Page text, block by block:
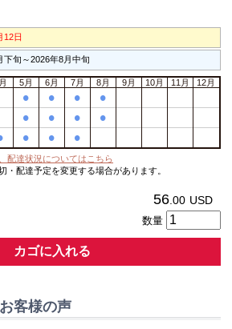
12日
下旬～2026年8月中旬
5月 6月 7月 8月 9月 10月 11月
12月
• • • •
• • • •
• • •
配達状況についてはこちら
配達予定を変更する場合があります。
56.00 USD
数量
カゴに入れる
客様の声